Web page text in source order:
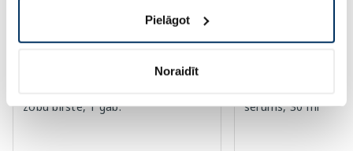
Pielāgot
Noraidīt
zobu birste, 1 gab.
serums, 30 ml